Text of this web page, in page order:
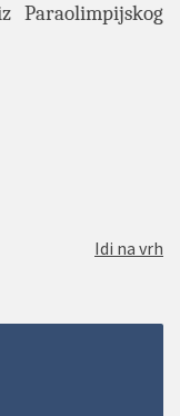
Paraolimpijskog
Idi na vrh